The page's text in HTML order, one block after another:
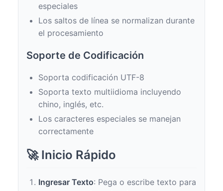
especiales
Los saltos de línea se normalizan durante
el procesamiento
Soporte de Codificación
Soporta codificación UTF-8
Soporta texto multiidioma incluyendo
chino, inglés, etc.
Los caracteres especiales se manejan
correctamente
🚀 Inicio Rápido
Ingresar Texto: Pega o escribe texto para